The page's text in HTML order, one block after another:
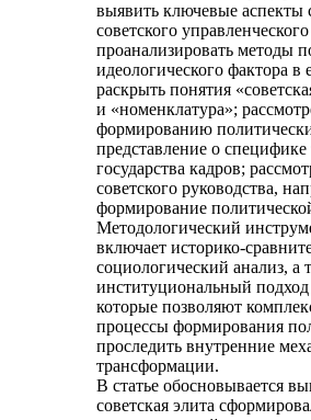
выявить ключевые аспекты
советского управленческого
проанализировать методы
идеологического фактора в
раскрыть понятия
и «номенклатура»;
формированию
представление о
государства кадров;
советского руководства,
формирование
Методологический
включает историко-
социологический анализ, а
институциональный подход
которые позволяют
процессы формирования
проследить внутренние
трансформации.
В статье обосновывается
советская элита